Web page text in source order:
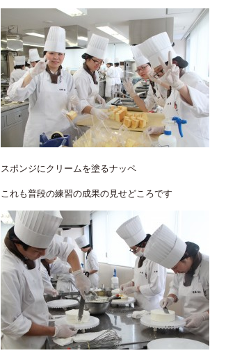
スポンジにクリームを塗るナッペ
これも普段の練習の成果の見せどころです